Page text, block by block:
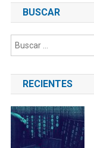
BUSCAR
RECIENTES